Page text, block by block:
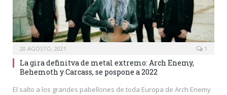
20 AGOSTO, 2021 1
La gira definitva de metal extremo: Arch Enemy,
Behemoth y Carcass, se pospone a 2022
El salto a los grandes pabellones de toda Europa de Arch Enemy